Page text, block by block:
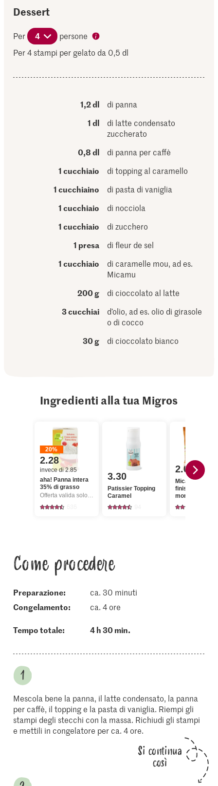
Dessert
Per 4
persone
Per 4 stampi per gelato da 0,5 dl
1,2 dl
di panna
1 dl
di latte condensato
zuccherato
0,8 dl
di panna per caffè
1 cucchiaio
di topping al caramello
1 cucchiaino
di pasta di vaniglia
1 cucchiaio
di nocciola
1 cucchiaio
di zucchero
1 presa
di fleur de sel
1 cucchiaio
di caramelle mou, ad es.
Micamu
200 g
di cioccolato al latte
3 cucchiai
d’olio, ad es. olio di girasole
o di cocco
30 g
di cioccolato bianco
Ingredienti alla tua Migros
20%
2.28
invece di 2.85
aha! Panna intera
35% di grasso
Offerta valida solo dal 6.8 al 12.8.2026, fino a esaurimento dello stock.
3.30
Patissier Topping
Caramel
2.00
Micamu
finissime al
morbide
Come procedere
Preparazione:
ca. 30 minuti
congelamento:
ca. 4 ore
Tempo totale: 4 h 30 min.
Mescola bene la panna, il latte condensato, la panna
per caffè, il topping e la pasta di vaniglia. Riempi gli
stampi degli stecchi con la massa. Richiudi gli stampi
e mettili in congelatore per ca. 4 ore.
Si continua
così